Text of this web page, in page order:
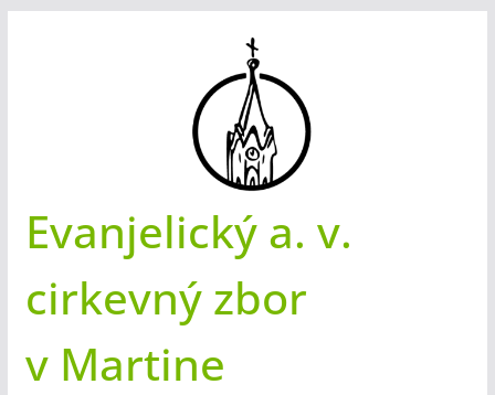
Evanjelický a. v.
cirkevný zbor
v Martine